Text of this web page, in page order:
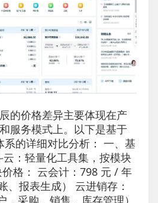
的价格差异主要体现在产
服务模式上。以下是基于
的详细对比分析： 一、基
：轻量化工具集，按模块
格： 云会计：798 元 / 年
、报表生成） 云进销存：
采购、销售、库存管理）